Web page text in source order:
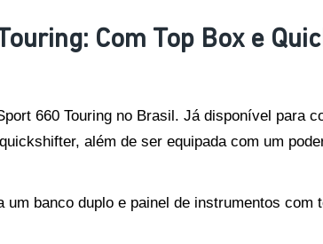
Com Top Box e
660 Touring no Brasil. Já disponível para
além de ser equipada com um
um banco duplo e painel de instrumentos